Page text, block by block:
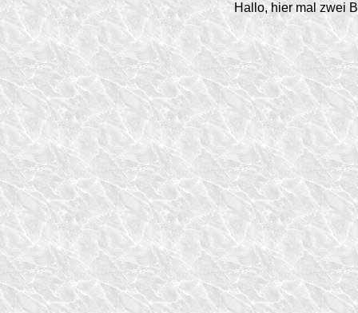
Hallo, hier mal zwei